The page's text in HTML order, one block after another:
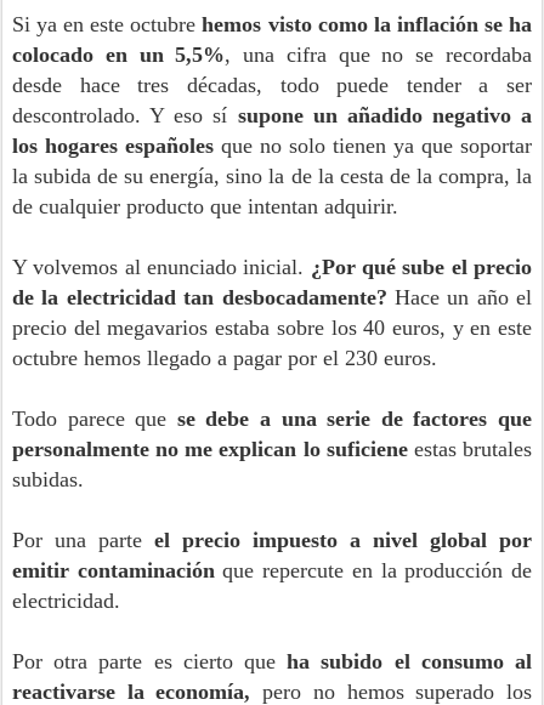
Si ya en este octubrehemos visto como la inflación se ha
colocado en un 5,5%, una cifra que no se recordaba
desde hace tres décadas, todo puede tender a ser
descontrolado. Y eso sí supone un añadido negativo a
los hogares españoles que no solo tienen ya que soportar
la subida de su energía, sino la de la cesta de la compra, la
de cualquier producto que intentan adquirir.
Y volvemos al enunciado inicial. ¿Por qué sube el precio
de la electricidad tan desbocadamente? Hace un año el
precio del megavarios estaba sobre los 40 euros, y en este
octubre hemos llegado a pagar por el 230 euros.
Todo parece que se debe a una serie de factores que
personalmente no me explican lo suficieneestas brutales
subidas.
Por una parte el precio impuesto a nivel global por
emitir contaminación que repercute en la producción de
electricidad.
Por otra parte es cierto queha subido el consumo al
reactivarse la economía, pero no hemos superado los